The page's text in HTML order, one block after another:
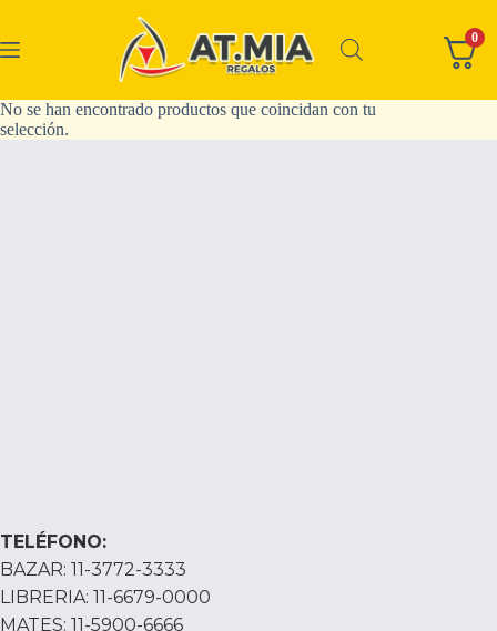
No se han encontrado productos que coincidan con tu
selección.
TELÉFONO:
BAZAR: 11-3772-3333
LIBRERIA: 11-6679-0000
MATES: 11-5900-6666
0